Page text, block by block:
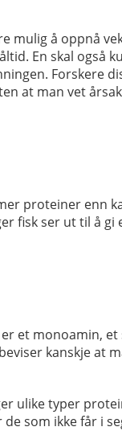
mulig å oppnå
En skal også
Forskere
at man vet
proteiner enn
fisk ser ut til å gi
et monoamin,
kanskje at
ulike typer
som ikke får i